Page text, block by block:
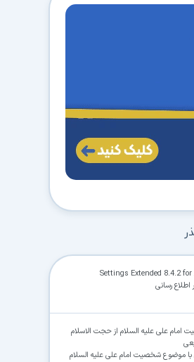
Settings Extended 8.4.2
رسانی
علی علیه السلام از حجت الاسلام
موضوع شخصیت امام علی علیه السلام